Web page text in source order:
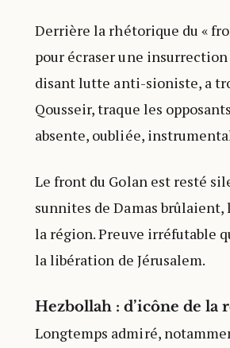
Derrière la rhétorique du «
pour écraser une
disant lutte anti-sioniste, a
Qousseir, traque les
absente, oubliée,
Le front du Golan est resté
sunnites de Damas
la région. Preuve irréfutable
la libération de Jérusalem.
Hezbollah : d’icône de la
Longtemps admiré,